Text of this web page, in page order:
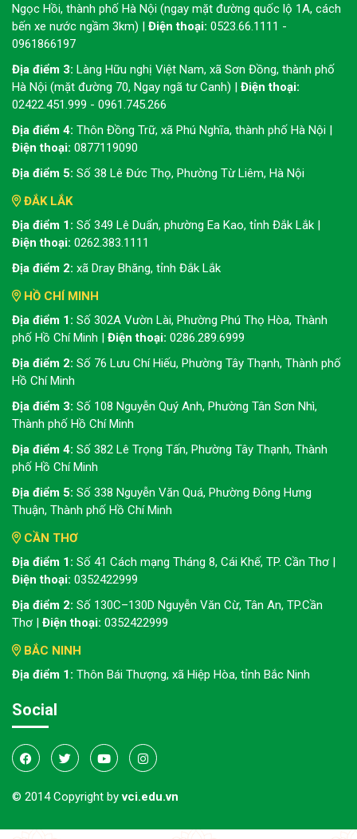
Ngọc Hồi, thành phố Hà Nội (ngay mặt đường quốc lộ 1A, cách
bến xe nước ngầm 3km) | Điện thoại: 0523.66.1111 -
0961866197
Địa điểm 3: Làng Hữu nghị Việt Nam, xã Sơn Đồng, thành phố
Hà Nội (mặt đường 70, Ngay ngã tư Canh) | Điện thoại:
02422.451.999 - 0961.745.266
Địa điểm 4: Thôn Đồng Trữ, xã Phú Nghĩa, thành phố Hà Nội |
Điện thoại: 0877119090
Địa điểm 5: Số 38 Lê Đức Thọ, Phường Từ Liêm, Hà Nội
ĐẮK LẮK
Địa điểm 1: Số 349 Lê Duẩn, phường Ea Kao, tỉnh Đắk Lắk |
Điện thoại: 0262.383.1111
Địa điểm 2: xã Dray Bhăng, tỉnh Đắk Lắk
HỒ CHÍ MINH
Địa điểm 1: Số 302A Vườn Lài, Phường Phú Thọ Hòa, Thành
phố Hồ Chí Minh | Điện thoại: 0286.289.6999
Địa điểm 2: Số 76 Lưu Chí Hiếu, Phường Tây Thạnh, Thành phố
Hồ Chí Minh
Địa điểm 3: Số 108 Nguyễn Quý Anh, Phường Tân Sơn Nhì,
Thành phố Hồ Chí Minh
Địa điểm 4: Số 382 Lê Trọng Tấn, Phường Tây Thạnh, Thành
phố Hồ Chí Minh
Địa điểm 5: Số 338 Nguyễn Văn Quá, Phường Đông Hưng
Thuận, Thành phố Hồ Chí Minh
CẦN THƠ
Địa điểm 1: Số 41 Cách mạng Tháng 8, Cái Khế, TP. Cần Thơ |
Điện thoại: 0352422999
Địa điểm 2: Số 130C–130D Nguyễn Văn Cừ, Tân An, TP.Cần
Thơ | Điện thoại: 0352422999
BẮC NINH
Địa điểm 1: Thôn Bái Thượng, xã Hiệp Hòa, tỉnh Bắc Ninh
Social
© 2014 Copyright byvci.edu.vn